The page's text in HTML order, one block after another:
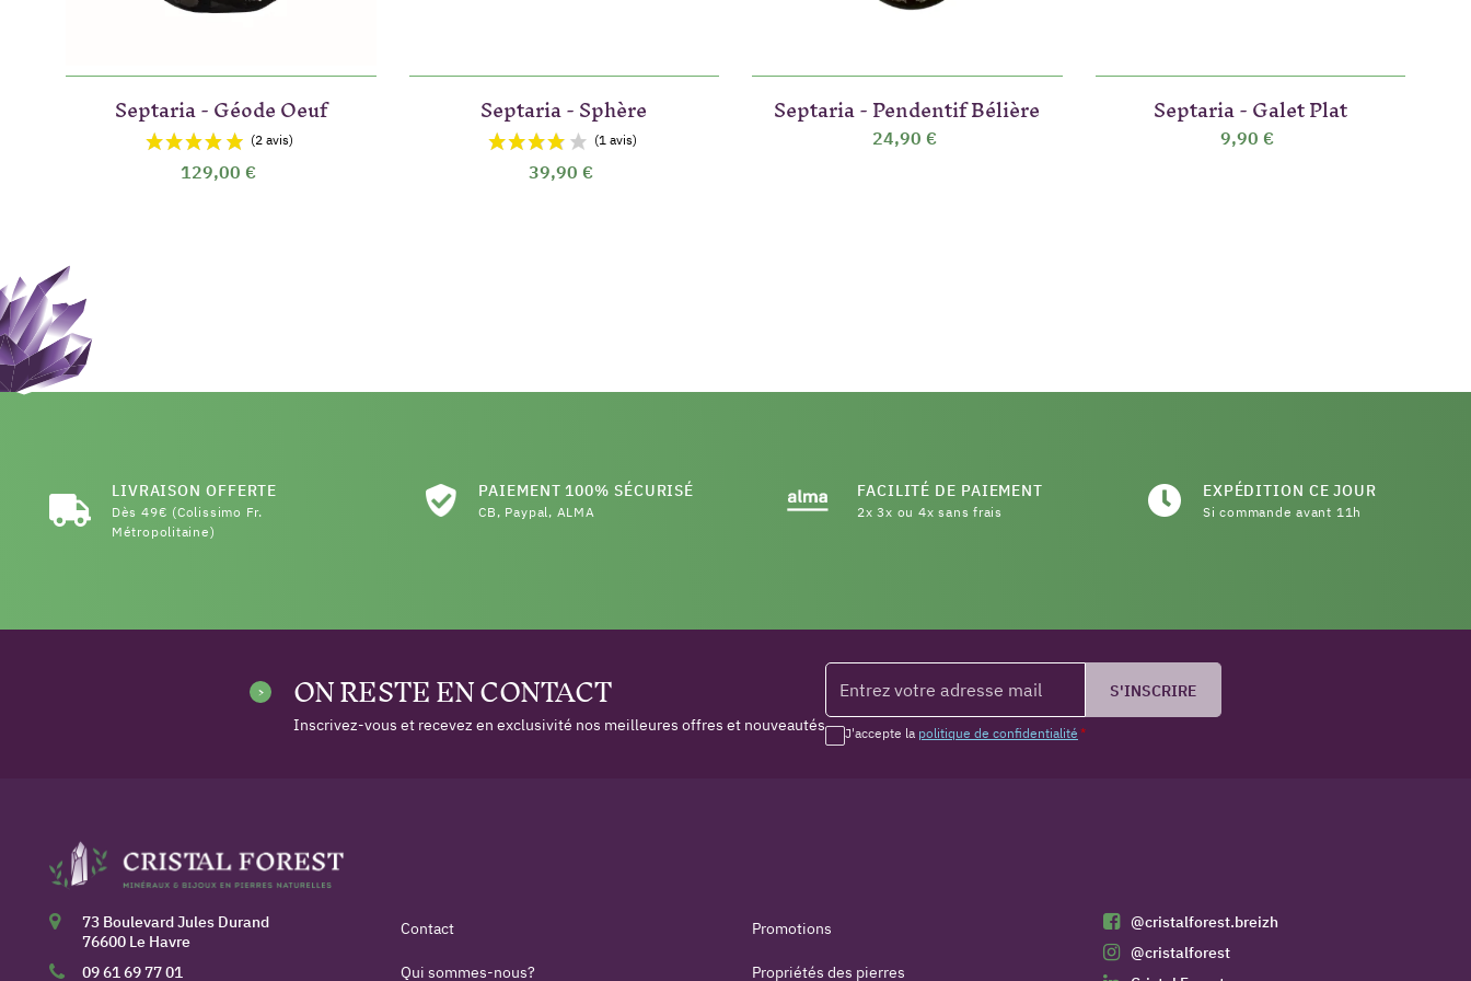
Septaria - Géode Oeuf
129,00 €
Septaria - Sphère
39,90 €
Septaria - Pendentif Bélière
24,90 €
Septaria - Galet Plat
9,90 €
LIVRAISON OFFERTE
Dès 49€ (Colissimo Fr.
Métropolitaine)
PAIEMENT 100% SÉCURISÉ
CB, Paypal, ALMA
FACILITÉ DE PAIEMENT
2x 3x ou 4x sans frais
EXPÉDITION CE JOUR
Si commande avant 11h
ON RESTE EN CONTACT
Inscrivez-vous et recevez en exclusivité nos meilleures offres et nouveautés J'accepte la politique de confidentialité *
S'INSCRIRE
73 Boulevard Jules Durand
76600 Le Havre
09 61 69 77 01
Contact
Qui sommes-nous?
Promotions
Propriétés des pierres
@cristalforest.breizh
@cristalforest